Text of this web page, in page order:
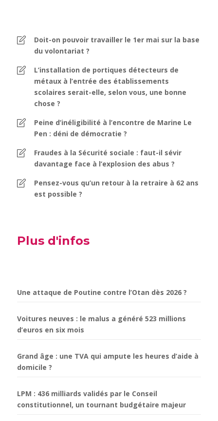
Doit-on pouvoir travailler le 1er mai sur la base
du volontariat ?
L’installation de portiques détecteurs de
métaux à l’entrée des établissements
scolaires serait-elle, selon vous, une bonne
chose ?
Peine d’inéligibilité à l’encontre de Marine Le
Pen : déni de démocratie ?
Fraudes à la Sécurité sociale : faut-il sévir
davantage face à l’explosion des abus ?
Pensez-vous qu’un retour à la retraire à 62 ans
est possible ?
Plus d'infos
Une attaque de Poutine contre l’Otan dès 2026 ?
Voitures neuves : le malus a généré 523 millions
d’euros en six mois
Grand âge : une TVA qui ampute les heures d’aide à
domicile ?
LPM : 436 milliards validés par le Conseil
constitutionnel, un tournant budgétaire majeur